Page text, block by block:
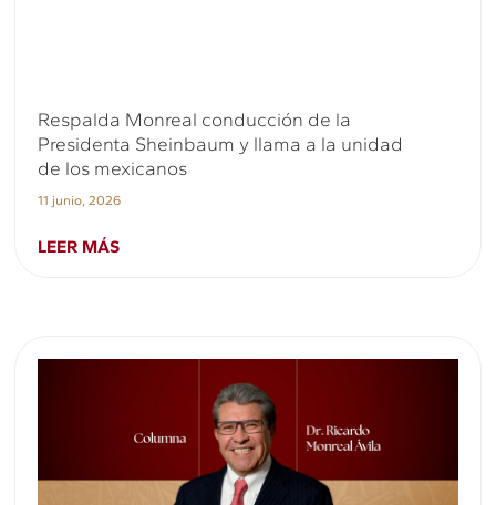
Respalda Monreal conducción de la
Presidenta Sheinbaum y llama a la unidad
de los mexicanos
11 junio, 2026
LEER MÁS